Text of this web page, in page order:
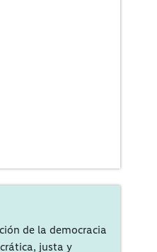
de la democracia
justa y